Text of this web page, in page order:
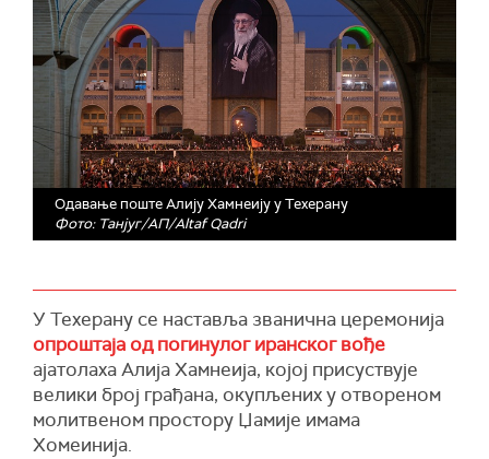
Одавање поште Алију Хамнеију у Техерану
Фото: Танјуг/АП/Altaf Qadri
У Техерану се наставља званична церемонија
опроштаја од погинулог иранског вође
ајатолаха Алија Хамнеија, којој присуствује
велики број грађана, окупљених у отвореном
молитвеном простору Џамије имама
Хомеинија.